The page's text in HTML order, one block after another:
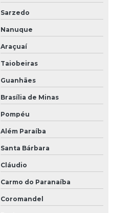
Sarzedo
Nanuque
Araçuaí
Taiobeiras
Guanhães
Brasília de Minas
Pompéu
Além Paraíba
Santa Bárbara
Cláudio
Carmo do Paranaíba
Coromandel